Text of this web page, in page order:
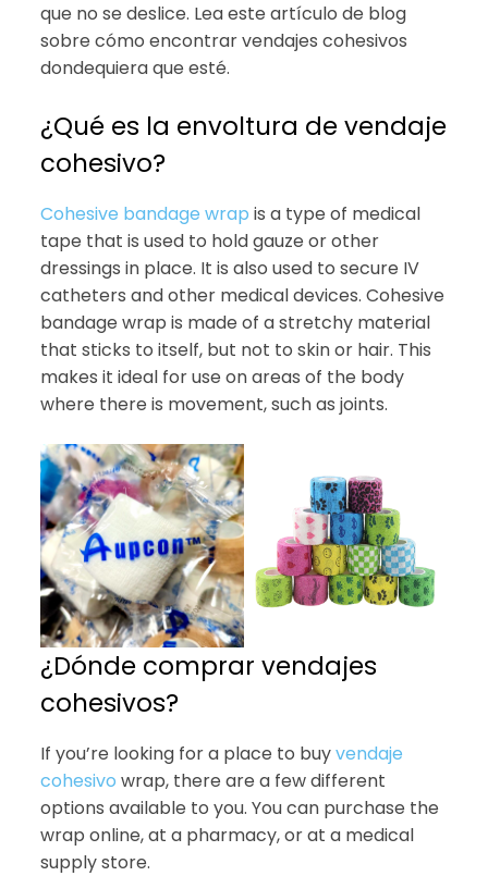
que no se deslice. Lea este artículo de blog
sobre cómo encontrar vendajes cohesivos
dondequiera que esté.
¿Qué es la envoltura de vendaje
cohesivo?
Cohesive bandage wrap is a type of medical
tape that is used to hold gauze or other
dressings in place. It is also used to secure IV
catheters and other medical devices. Cohesive
bandage wrap is made of a stretchy material
that sticks to itself, but not to skin or hair. This
makes it ideal for use on areas of the body
where there is movement, such as joints.
¿Dónde comprar vendajes
cohesivos?
If you’re looking for a place to buyvendaje
cohesivo wrap, there are a few different
options available to you. You can purchase the
wrap online, at a pharmacy, or at a medical
supply store.